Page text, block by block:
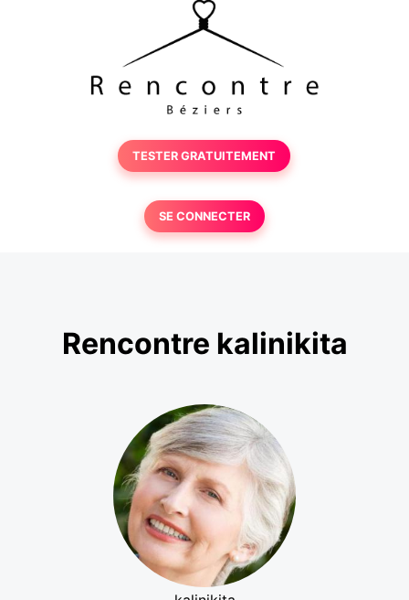
TESTER GRATUITEMENT
SE CONNECTER
Rencontre kalinikita